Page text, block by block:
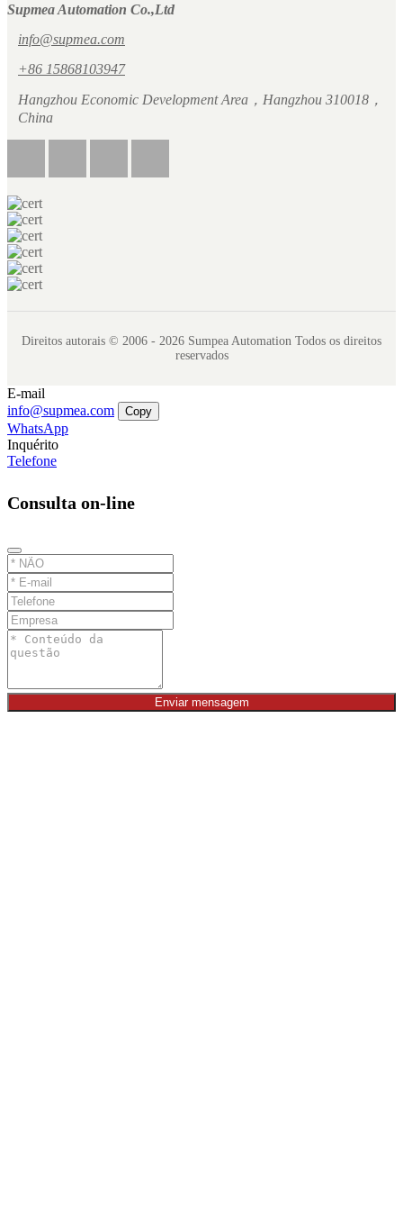
Supmea Automation Co.,Ltd
info@supmea.com
+86 15868103947
Hangzhou Economic Development Area，Hangzhou 310018，
China
Direitos autorais © 2006 - 2026 Sumpea Automation Todos os direitos
reservados
E-mail
info@supmea.com
Copy
WhatsApp
Inquérito
Telefone
Consulta on-line
Enviar mensagem